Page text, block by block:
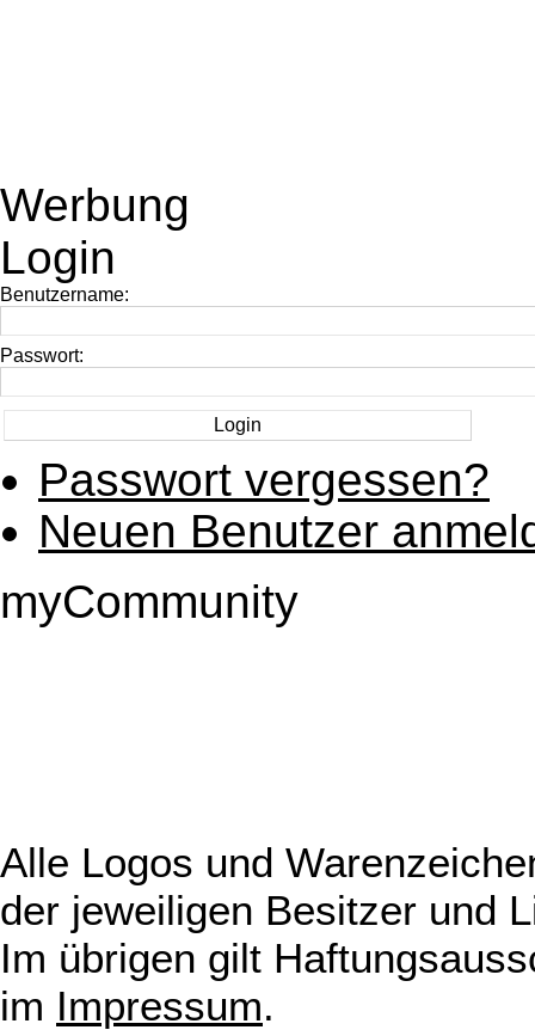
Werbung
Login
Benutzername:
Passwort:
Passwort vergessen?
Neuen Benutzer
myCommunity
Alle Logos und
der jeweiligen Besitzer und
Im übrigen gilt
im Impressum.